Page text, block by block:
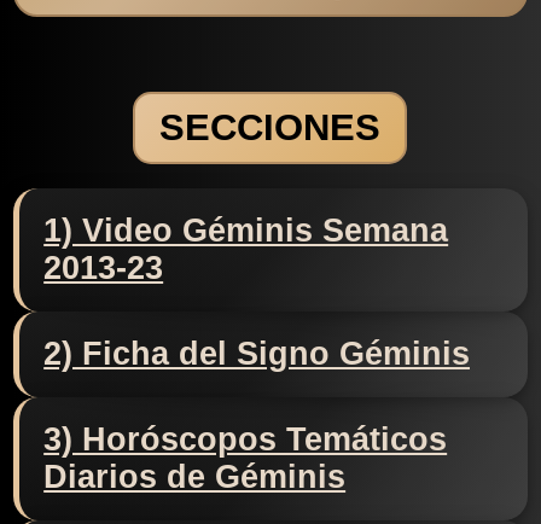
SECCIONES
1) Video Géminis Semana
2013-23
2) Ficha del Signo Géminis
3) Horóscopos Temáticos
Diarios de Géminis